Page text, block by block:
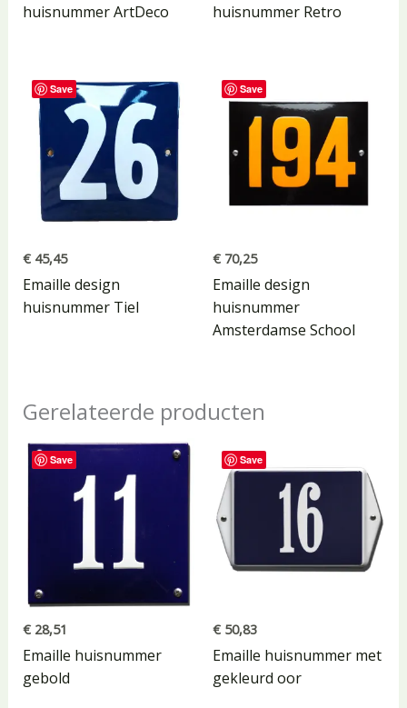
huisnummer ArtDeco
huisnummer Retro
Save
€45,45
Emaille design
huisnummer Tiel
Save
€ 70,25
Emaille design
huisnummer
Amsterdamse School
Gerelateerde producten
Save
€28,51
Emaille huisnummer
gebold
Save
€ 50,83
Emaille huisnummer met
gekleurd oor